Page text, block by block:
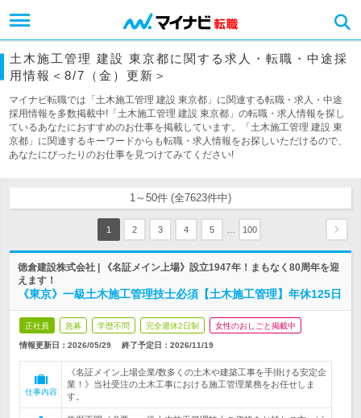
土木施工管理 建設 東京都に関する求人・転職・中途採
用情報＜8/7（金）更新＞
マイナビ転職では「土木施工管理 建設 東京都」に関連する転職・求人・中途
採用情報を多数掲載中!「土木施工管理 建設 東京都」の転職・求人情報を探し
ているあなたにおすすめのお仕事を掲載しています。「土木施工管理 建設 東
京都」に関連するキーワードからも転職・求人情報をお探しいただけるので、
あなたにぴったりのお仕事を見つけてみてください!
1～50件 (全7623件中)
1 2 3 4 5 100
徳倉建設株式会社 | 《名証メイン上場》設立1947年！まもなく80周年を迎
えます！
《東京》一級土木施工管理技士必須【土木施工管理】年休125日
正社員 急募 学歴不問 完全週休2日制 女性のおしごと掲載中
情報更新日：2026/05/29 終了予定日： 2026/11/19
仕事内容
《名証メイン上場企業/数多くの土木や建築工事を手掛ける安定企
業！》当社受注の土木工事における施工管理業務をお任せしま
す。